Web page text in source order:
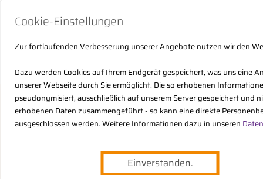
Cookie-Einstellungen
Zur fortlaufenden Verbesserung unserer Angebote nutzen wir den
Dazu werden Cookies auf Ihrem Endgerät gespeichert, was uns eine
unserer Webseite durch Sie ermöglicht. Die so erhobenen
pseudonymisiert, ausschließlich auf unserem Server gespeichert und
erhobenen Daten zusammengeführt - so kann eine direkte
ausgeschlossen werden. Weitere Informationen dazu in unseren
Einverstanden.